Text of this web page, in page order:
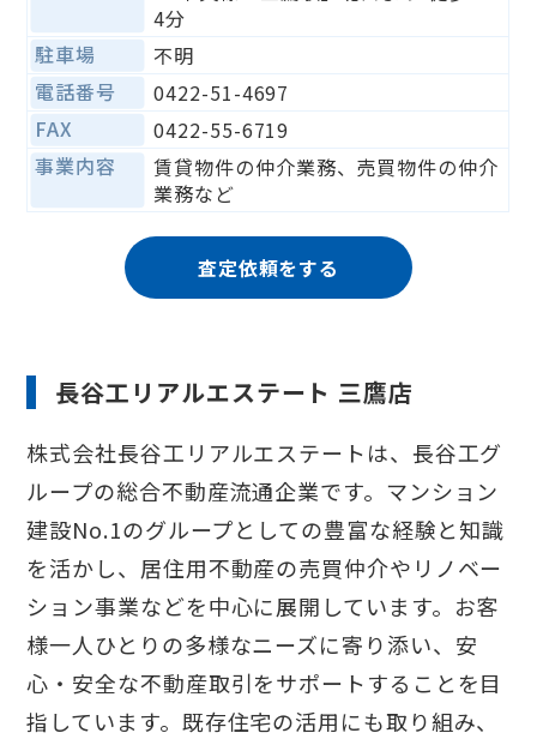
4分
駐車場
不明
電話番号
0422-51-4697
FAX
0422-55-6719
事業内容
賃貸物件の仲介業務、売買物件の仲介
業務など
査定依頼をする
長谷工リアルエステート 三鷹店
株式会社長谷工リアルエステートは、長谷工グ
ループの総合不動産流通企業です。マンション
建設No.1のグループとしての豊富な経験と知識
を活かし、居住用不動産の売買仲介やリノベー
ション事業などを中心に展開しています。お客
様一人ひとりの多様なニーズに寄り添い、安
心・安全な不動産取引をサポートすることを目
指しています。既存住宅の活用にも取り組み、